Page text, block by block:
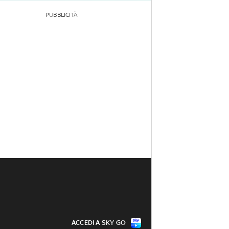
PUBBLICITÀ
ACCEDI A SKY GO